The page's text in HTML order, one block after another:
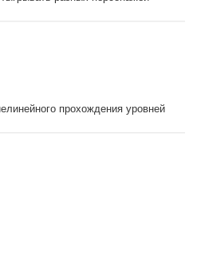
прохождения уровней